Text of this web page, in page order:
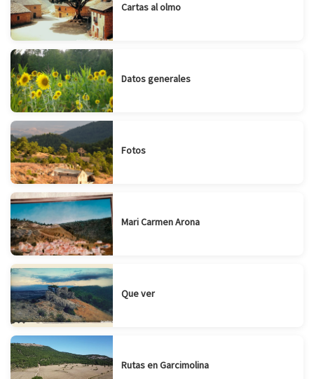
Cartas al olmo
Datos generales
Fotos
Mari Carmen Arona
Que ver
Rutas en Garcimolina